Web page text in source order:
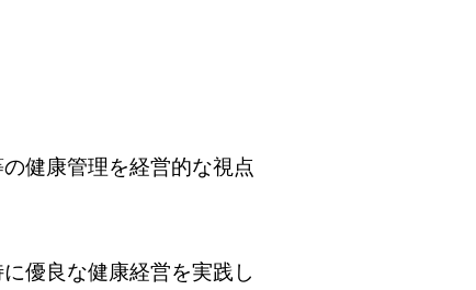
健康管理を経営的な視点
優良な健康経営を実践し